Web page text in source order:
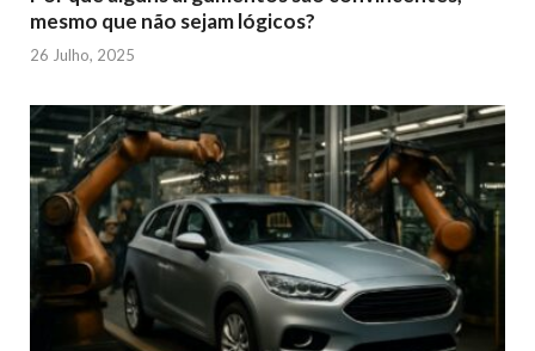
mesmo que não sejam lógicos?
26 Julho, 2025